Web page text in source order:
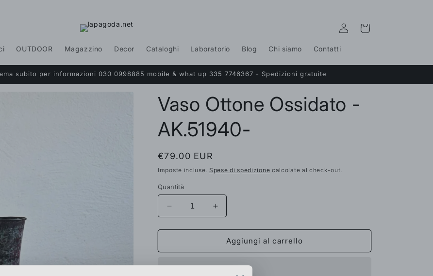
OUTDOOR Magazzino Decor Cataloghi Laboratorio Blog Chi siamo Contatti
Accedi Carrello
subito per informazioni 030 0998885 mobile & what up 335 7746367 - Spedizioni gratuite
Vaso Ottone Ossidato -
AK.51940-
Prezzo
di
listino
€79.00 EUR
Imposte incluse. Spese di spedizione calcolate al check-out.
Quantità
Diminuisci
quantità
per
Ottone
Aumenta
quantità
per
Vaso
Ottone
Aggiungi al carrello